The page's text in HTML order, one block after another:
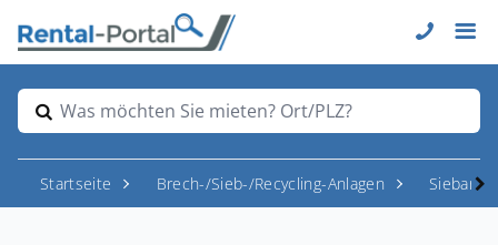
Was möchten Sie mieten? Ort/PLZ?
Startseite Brech-/Sieb-/Recycling-Anlagen